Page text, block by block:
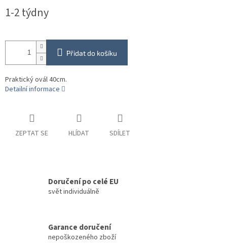
cena:
1-2 týdny
Přidat do košíku
Praktický ovál 40cm.
Detailní informace
ZEPTAT SE HLÍDAT SDÍLET
Doručení po celé EU
svět individuálně
Garance doručení
nepoškozeného zboží